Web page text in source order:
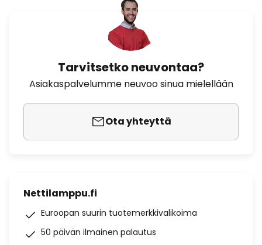
Tarvitsetko neuvontaa?
Asiakaspalvelumme neuvoo sinua mielellään
Ota yhteyttä
Nettilamppu.fi
Euroopan suurin tuotemerkkivalikoima
50 päivän ilmainen palautus